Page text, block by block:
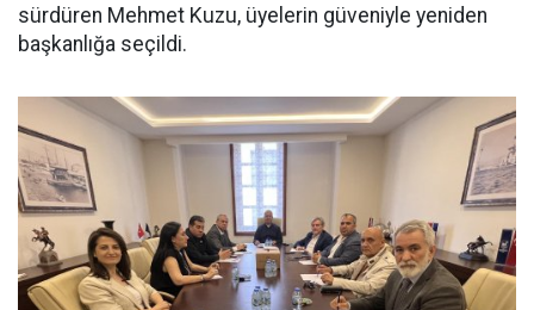
sürdüren Mehmet Kuzu, üyelerin güveniyle yeniden
başkanlığa seçildi.